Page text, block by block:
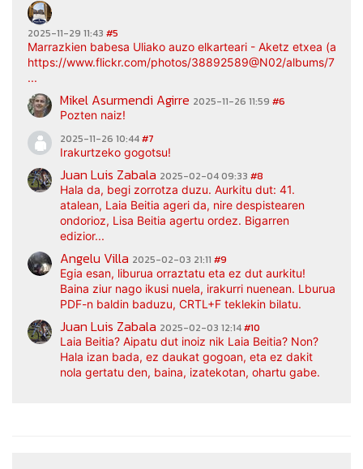
2025-11-29 11:43 #5
Marrazkien babesa Uliako auzo elkarteari - Aketz etxea
https://www.flickr.com/photos/38892589@N02/albums/
...
Mikel Asurmendi Agirre 2025-11-26 11:59 #6
Pozten naiz!
2025-11-26 10:44#7
Irakurtzeko gogotsu!
Juan Luis Zabala 2025-02-04 09:33 #8
Hala da, begi zorrotza duzu. Aurkitu dut: 41.
atalean, Laia Beitia ageri da, nire despistearen
ondorioz, Lisa Beitia agertu ordez. Bigarren
edizior...
Angelu Villa 2025-02-03 21:11 #9
Egia esan, liburua orraztatu eta ez dut aurkitu!
Baina ziur nago ikusi nuela, irakurri nuenean. Lburua
PDF-n baldin baduzu, CRTL+F teklekin bilatu.
Juan Luis Zabala 2025-02-03 12:14#10
Laia Beitia? Aipatu dut inoiz nik Laia Beitia? Non?
Hala izan bada, ez daukat gogoan, eta ez dakit
nola gertatu den, baina, izatekotan, ohartu gabe.